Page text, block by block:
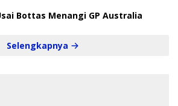
Bottas Menangi GP Australia
Selengkapnya